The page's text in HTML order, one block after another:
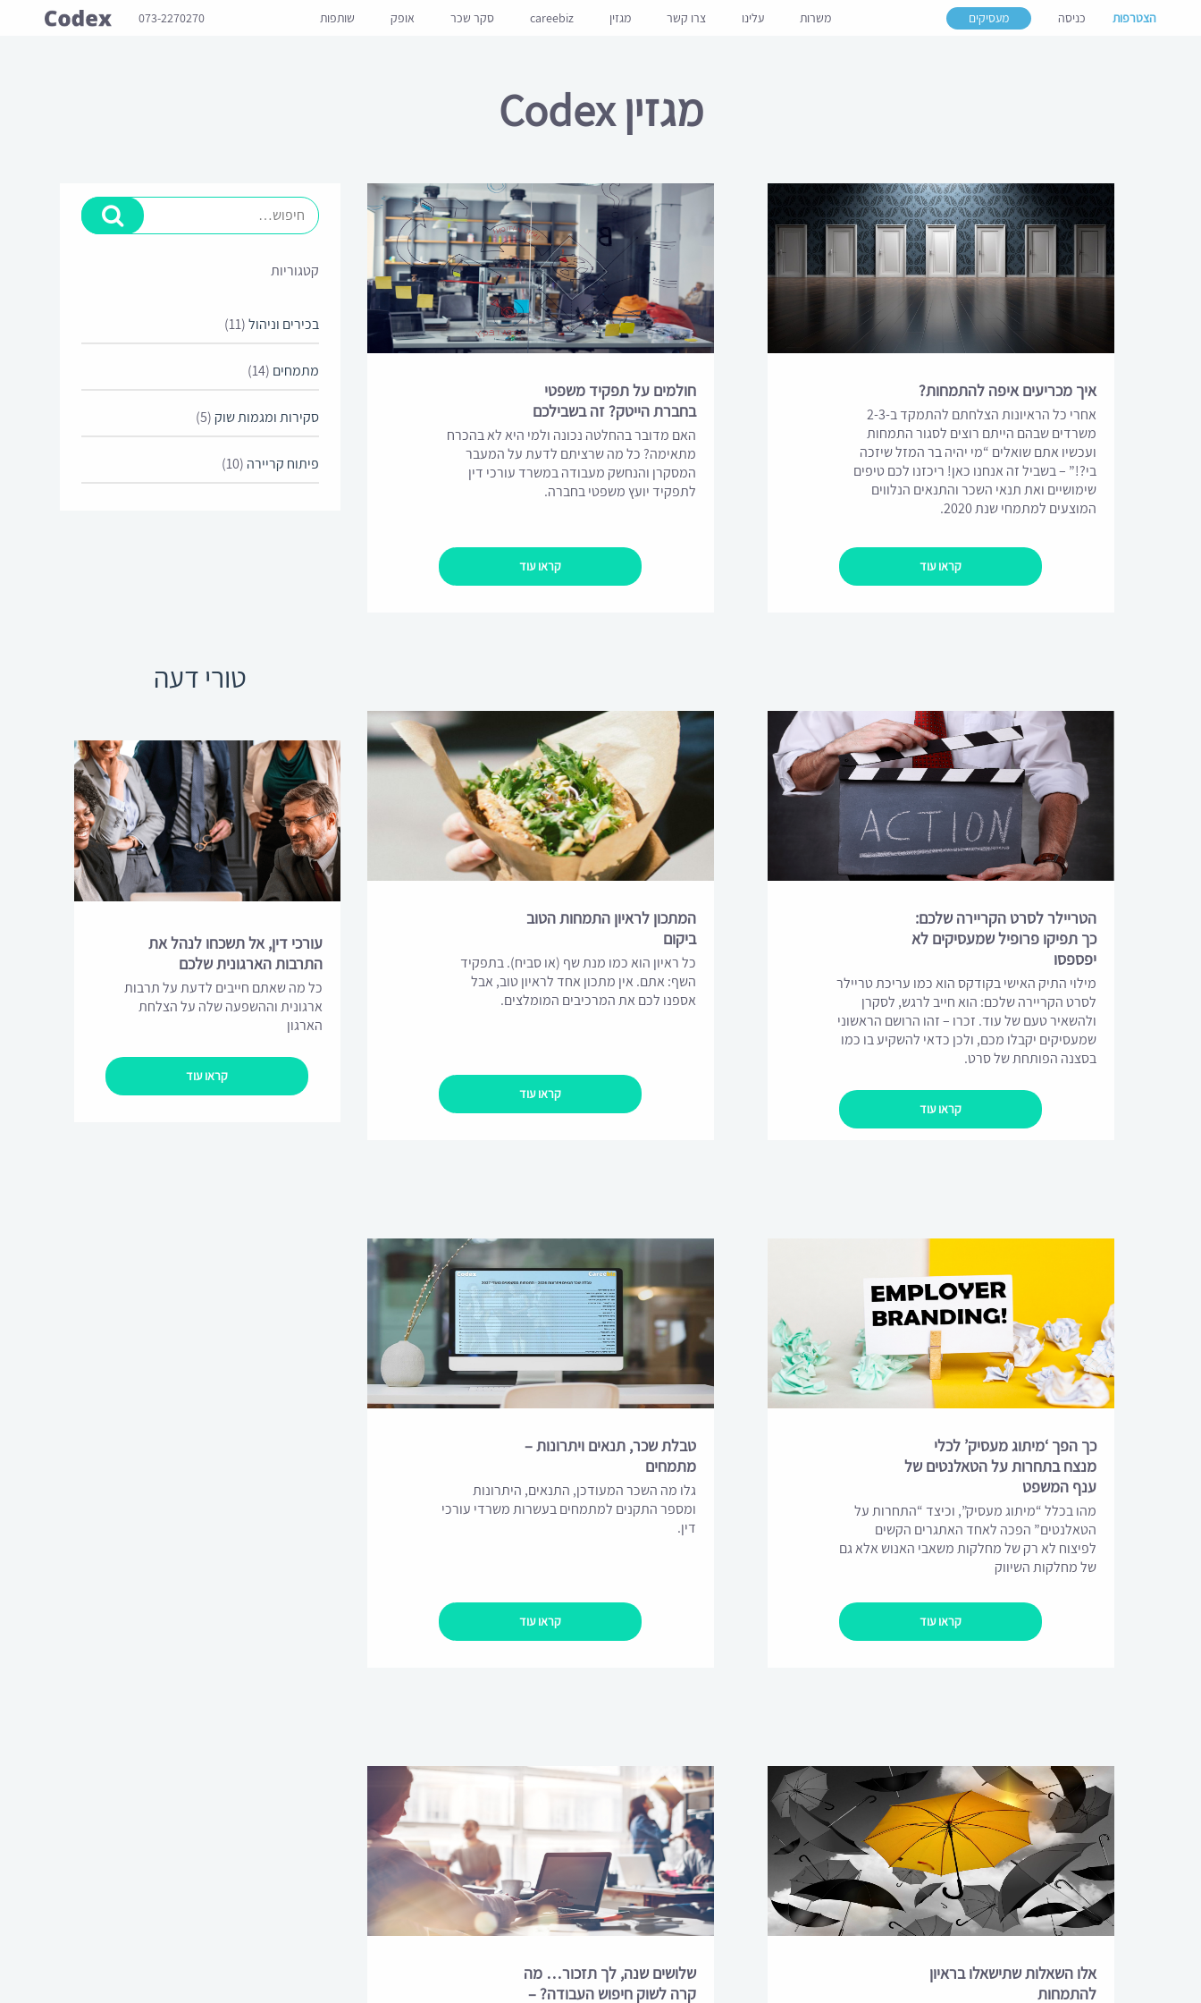
הצטרפות כניסה מעסיקים משרות עלינו צרו קשר מגזין careebiz סקר שכר אופק שותפות 073-2270270
מגזין Codex
איך מכריעים איפה להתמחות?
אחרי כל הראיונות הצלחתם להתמקד ב-2-3
משרדים שבהם הייתם רוצים לסגור התמחות
ועכשיו אתם שואלים “מי יהיה בר המזל שיזכה
בי?!” – בשביל זה אנחנו כאן! ריכזנו לכם טיפים
שימושיים ואת תנאי השכר והתנאים הנלווים
המוצעים למתמחי שנת 2020.
קראו עוד
חולמים על תפקיד משפטי
בחברת הייטק? זה בשבילכם
האם מדובר בהחלטה נכונה ולמי היא לא בהכרח
מתאימה? כל מה שרציתם לדעת על המעבר
המסקרן והנחשק מעבודה במשרד עורכי דין
לתפקיד יועץ משפטי בחברה.
קראו עוד
הטריילר לסרט הקריירה שלכם:
כך תפיקו פרופיל שמעסיקים לא
יפספסו
מילוי התיק האישי בקודקס הוא כמו עריכת טריילר
לסרט הקריירה שלכם: הוא חייב לרגש, לסקרן
ולהשאיר טעם של עוד. זכרו – זהו הרושם הראשוני
שמעסיקים יקבלו מכם, ולכן כדאי להשקיע בו כמו
בסצנה הפותחת של סרט.
קראו עוד
המתכון לראיון התמחות הטוב
ביקום
כל ראיון הוא כמו מנת שף (או סביח). בתפקיד
השף: אתם. אין מתכון אחד לראיון טוב, אבל
אספנו לכם את המרכיבים המומלצים.
קראו עוד
כך הפך ‘מיתוג מעסיק’ לכלי
מנצח בתחרות על הטאלנטים של
ענף המשפט
מהו בכלל “מיתוג מעסיק”, וכיצד “התחרות על
הטאלנטים” הפכה לאחד האתגרים הקשים
לפיצוח לא רק של מחלקות משאבי האנוש אלא גם
של מחלקות השיווק
קראו עוד
טבלת שכר, תנאים ויתרונות –
מתמחים
גלו מה השכר המעודכן, התנאים, היתרונות
ומספר התקנים למתמחים בעשרות משרדי עורכי
דין.
קראו עוד
אלו השאלות שתישאלו בראיון
להתמחות
שלושים שנה, לך תזכור… מה
קרה לשוק חיפוש העבודה? –
קטגוריות
בכירים וניהול(11)
מתמחים (14)
סקירות ומגמות שוק (5)
פיתוח קריירה (10)
טורי דעה
עורכי דין, אל תשכחו לנהל את
התרבות הארגונית שלכם
כל מה שאתם חייבים לדעת על תרבות
ארגונית וההשפעה שלה על הצלחת
הארגון
קראו עוד